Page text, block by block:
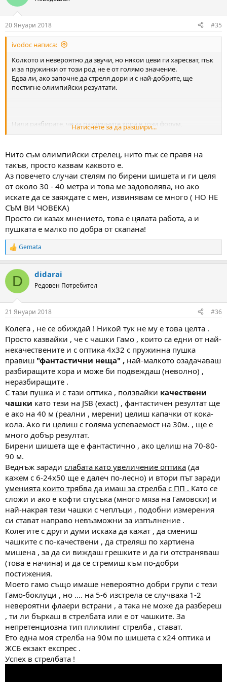
i
s
:
20 Януари 2018 #35
ivodoc написа:
Колкото и невероятно да звучи, но някои цеви ги харесват, пък
и за пружинки от този род не е от голямо значение.
Едва ли, ако започне да стреля дори и с най-добрите, ще
постигне олимпийски резултати.
Нали разбирате, че за различните хора в този форум,
критериите за точна стрелба съществено се разминават,
Чашките, сами за себе си, са само чашки и купуването на скъпи
чашки е безсмислено, ако ги "фъргаш" със скапана пушка.
Натиснете за да разшири...
Нито съм олимпийски стрелец, нито пък се правя на
такъв, просто казвам каквото е.
Аз повечето случаи стелям по бирени шишета и ги целя
от около 30 - 40 метра и това ме задоволява, но ако
искате да се заяждате с мен, извинявам се много ( НО НЕ
СЪМ ВИ ЧОВЕКА)
Просто си казах мнението, това е цялата работа, а и
пушката е малко по добра от скапана!
R
e
c
i
s
Gemata
D didarai
Редовен Потребител
21 Януари 2018 #36
Колега , не се обиждай ! Никой тук не му е това целта .
Просто казвайки , че с чашки Гамо , които са едни от най-
некачествените и с оптика 4х32 с пружинна пушка
правиш "фантастични неща" , най-малкото озадачаваш
разбиращите хора и може би подвеждаш (неволно) ,
неразбиращите .
С тази пушка и с тази оптика , ползвайки качествени
чашки като тези на JSB (exact) , фантастичен резултат ще
е ако на 40 м (реални , мерени) целиш капачки от кока-
кола. Ако ги целиш с голяма успеваемост на 30м. , ще е
много добър резултат.
Бирени шишета ще е фантастично , ако целиш на 70-80-
90 м.
Веднъж заради слабата като увеличение оптика (да
кажем с 6-24х50 ще е далеч по-лесно) и втори път заради
уменията които трябва да имаш за стрелба с ПП . Като се
сложи и ако е кофти спусъка (много мяза на Гамовски) и
най-накрая тези чашки с чеплъци , подобни измерения
си стават направо невъзможни за изпълнение .
Колегите с други думи искаха да кажат , да смениш
чашките с по-качествени , да стреляш по хартиена
мишена , за да си виждаш грешките и да ги отстраняваш
(това е начина) и да се стремиш към по-добри
постижения.
Моето гамо също имаше невероятно добри групи с тези
Гамо-боклуци , но .... на 5-6 изстрела се случваха 1-2
невероятни флаери встрани , а така не може да разбереш
, ти ли бъркаш в стрелбата или е от чашките. За
непретенциозна тип пликлинг стрелба , стават.
Ето една моя стрелба на 90м по шишета с х24 оптика и
ЖСБ екзакт експрес .
Успех в стрелбата !